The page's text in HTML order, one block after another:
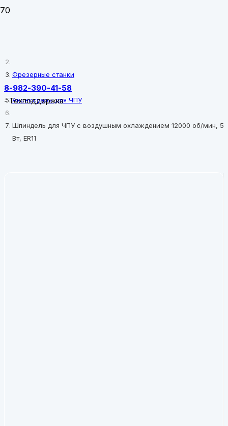
8-982-390-41-58
-Техподдержка
Фрезерные станки
Аксессуары для ЧПУ
Шпиндель для ЧПУ с воздушным охлаждением 12000 об/мин,
Вт, ER11